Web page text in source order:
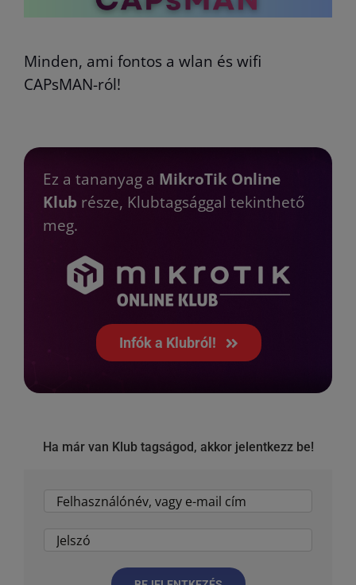
Minden, ami fontos a wlan és wifi
CAPsMAN-ról!
Ez a tananyag a MikroTik Online
Klub része, Klubtagsággal tekinthető
meg.
Infók a Klubról!
Ha már van Klub tagságod, akkor jelentkezz be!